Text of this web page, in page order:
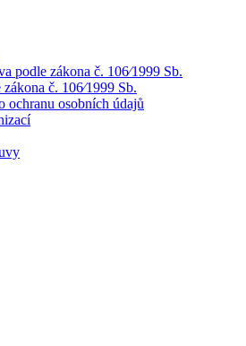
podle zákona č. 106⁄1999 Sb.
č. 106⁄1999 Sb.
ochranu osobních údajů